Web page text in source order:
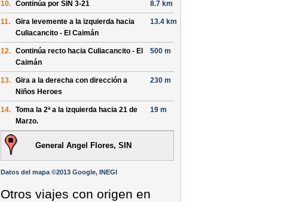
10. Continúa por SIN 3-21 8.7 km
11.
Gira levemente a la izquierda hacia
Culiacancito - El Caimán
13.4 km
12. Continúa recto hacia Culiacancito - El
Caimán
500 m
13. Gira a la derecha con dirección a
Niños Heroes
230 m
14. Toma la 2ª a la izquierda hacia 21 de
Marzo.
19 m
General Angel Flores, SIN
Datos del mapa ©2013 Google, INEGI
Otros viajes con origen en